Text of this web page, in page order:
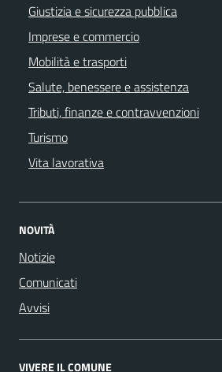
Giustizia e sicurezza pubblica
Imprese e commercio
Mobilità e trasporti
Salute, benessere e assistenza
Tributi, finanze e contravvenzioni
Turismo
Vita lavorativa
NOVITÀ
Notizie
Comunicati
Avvisi
VIVERE IL COMUNE